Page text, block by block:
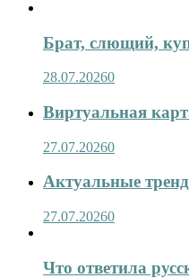
Брат, слющий,
28.07.20260
Виртуальная
27.07.20260
Актуальные
27.07.20260
Что ответила